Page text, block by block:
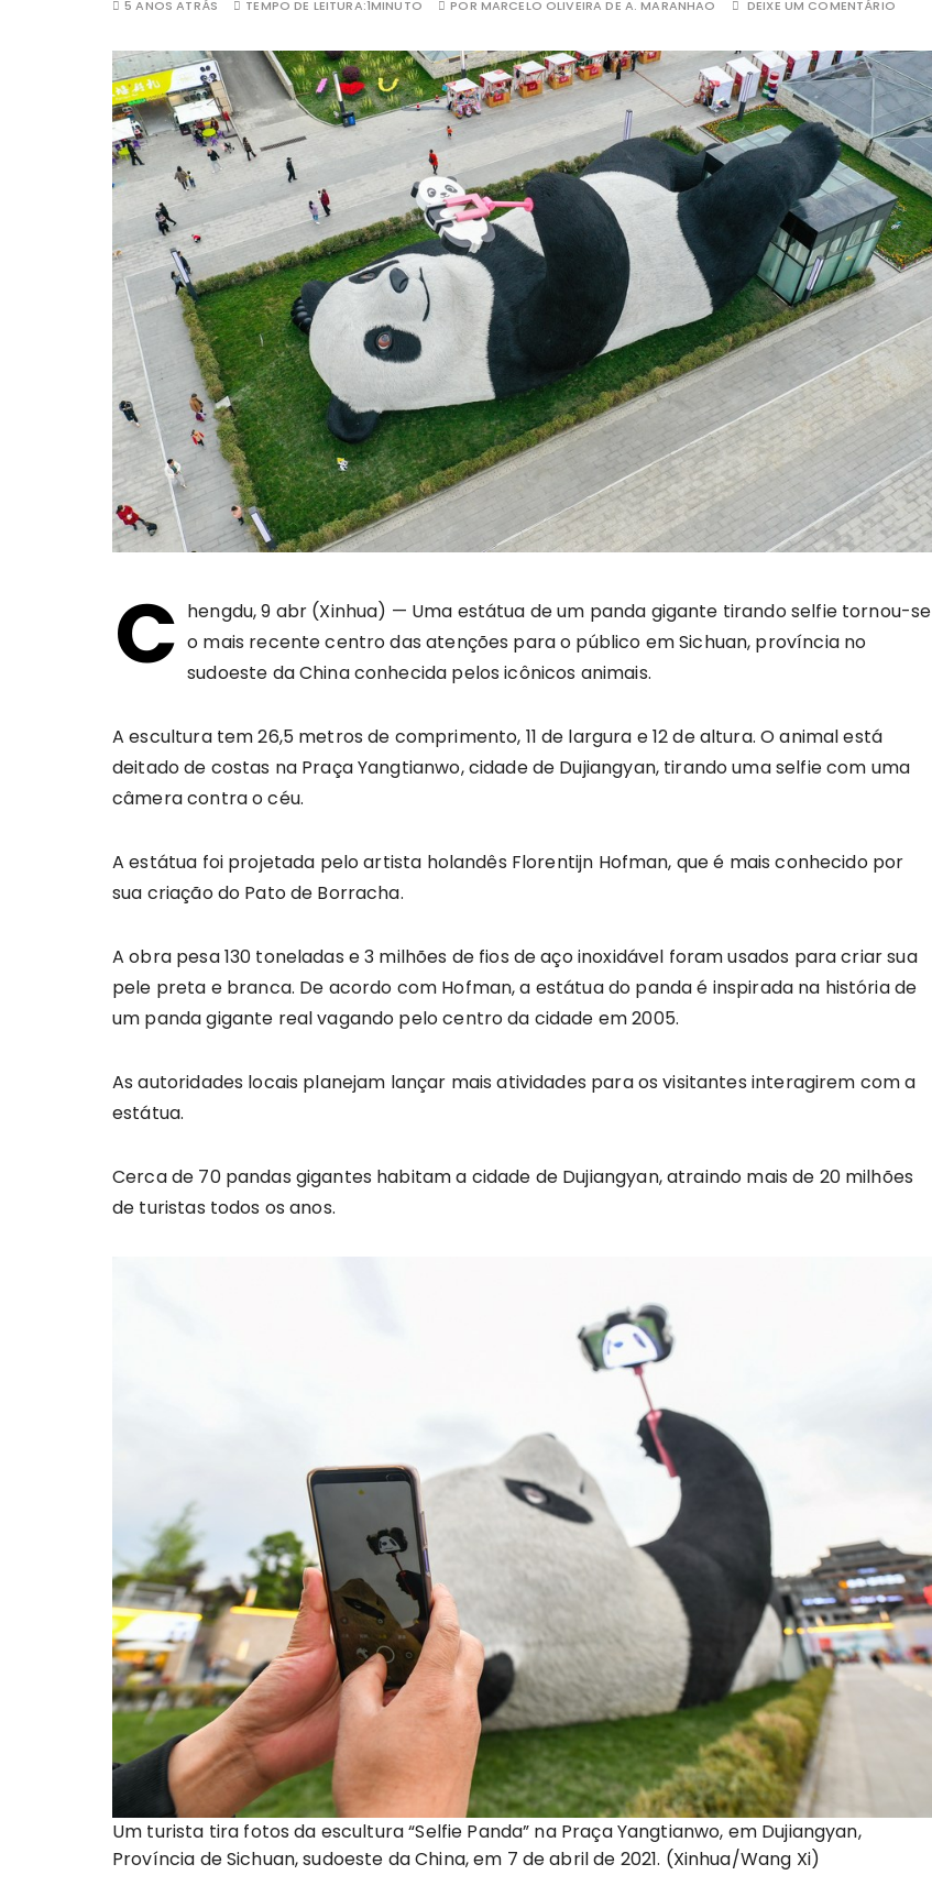
5 ANOS ATRÁS TEMPO DE LEITURA:1MINUTO POR MARCELO OLIVEIRA DE A. MARANHAO DEIXE UM COMENTÁRIO
C hengdu, 9 abr (Xinhua) — Uma estátua de um panda gigante tirando selfie tornou-se
o mais recente centro das atenções para o público em Sichuan, província no
sudoeste da China conhecida pelos icônicos animais.
A escultura tem 26,5 metros de comprimento, 11 de largura e 12 de altura. O animal está
deitado de costas na Praça Yangtianwo, cidade de Dujiangyan, tirando uma selfie com uma
câmera contra o céu.
A estátua foi projetada pelo artista holandês Florentijn Hofman, que é mais conhecido por
sua criação do Pato de Borracha.
A obra pesa 130 toneladas e 3 milhões de fios de aço inoxidável foram usados para criar sua
pele preta e branca. De acordo com Hofman, a estátua do panda é inspirada na história de
um panda gigante real vagando pelo centro da cidade em 2005.
As autoridades locais planejam lançar mais atividades para os visitantes interagirem com a
estátua.
Cerca de 70 pandas gigantes habitam a cidade de Dujiangyan, atraindo mais de 20 milhões
de turistas todos os anos.
Um turista tira fotos da escultura “Selfie Panda” na Praça Yangtianwo, em Dujiangyan,
Província de Sichuan, sudoeste da China, em 7 de abril de 2021. (Xinhua/Wang Xi)